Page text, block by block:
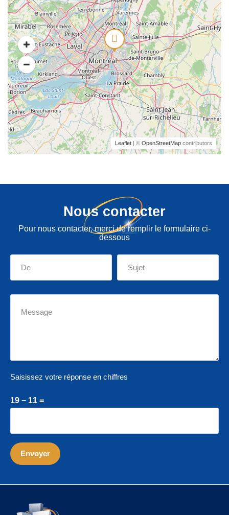
Leaflet | © OpenStreetMap contributors
Nous contacter
Pour nous contacter, merci de remplir le formulaire ci-
dessous
Saisissez votre réponse en chiffres
19 − 11 =